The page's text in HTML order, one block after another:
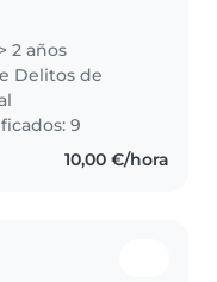
bebés hasta
estoy
además
2 años
Delitos de
9
10,00 €/hora